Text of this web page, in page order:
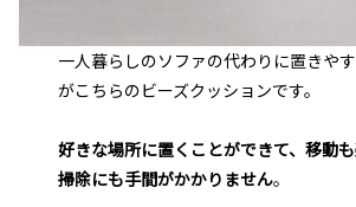
一人暮らしのソファの代わりに置きや
がこちらのビーズクッションです。
好きな場所に置くことができて、移動
掃除にも手間がかかりません。